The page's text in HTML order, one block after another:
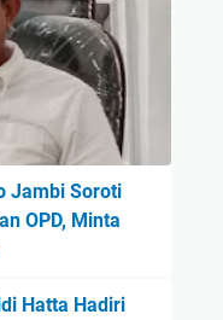
Jambi Soroti
OPD, Minta
Hatta Hadiri